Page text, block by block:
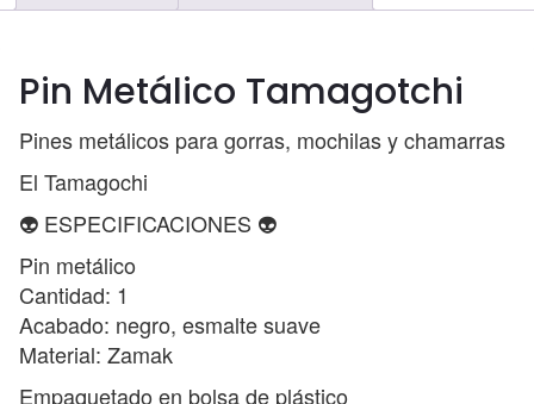
Pin Metálico Tamagotchi
Pines metálicos para gorras, mochilas y chamarras
El Tamagochi
👽 ESPECIFICACIONES 👽
Pin metálico
Cantidad: 1
Acabado: negro, esmalte suave
Material: Zamak
Empaquetado en bolsa de plástico